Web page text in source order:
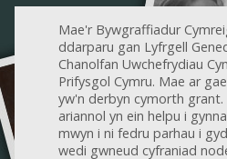
Mae'r Bywgraffiadur
ddarparu gan Lyfrgell
Chanolfan Uwchefrydiau
Prifysgol Cymru. Mae ar
yw'n derbyn cymorth grant.
ariannol yn ein helpu i
mwyn i ni fedru parhau i
wedi gwneud cyfraniad